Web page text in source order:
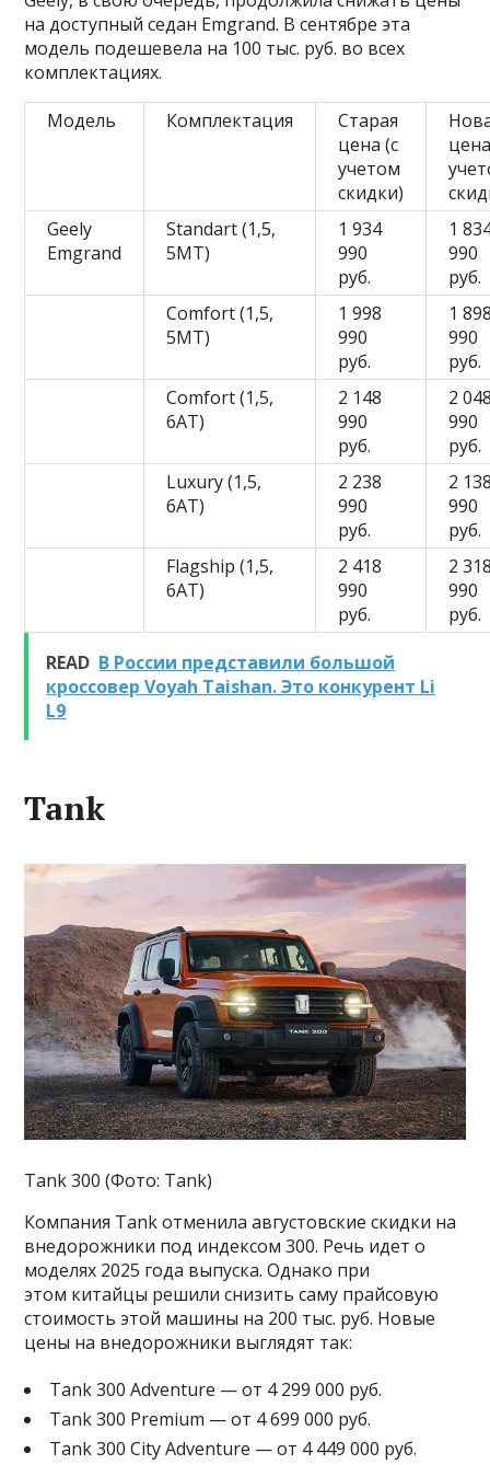
на доступный седан Emgrand. В сентябре эта
модель подешевела на 100 тыс. руб. во всех
комплектациях.
Модель
Комплектация
Старая
цена (с
учетом
скидки)
Geely
Emgrand
Standart (1,5,
5MT)
1 934
990
руб.
1
990
руб.
Comfort (1,5,
5MT)
1 998
990
руб.
1
990
руб.
Comfort (1,5,
6AT)
2 148
990
руб.
2
990
руб.
Luxury (1,5,
6AT)
2 238
990
руб.
2
990
руб.
Flagship (1,5,
6AT)
2 418
990
руб.
2
990
руб.
READ В России представили большой
кроссовер Voyah Taishan. Это конкурент Li
L9
Tank
Tank 300 (Фото: Tank)
Компания Tank отменила августовские скидки на
внедорожники под индексом 300. Речь идет о
моделях 2025 года выпуска. Однако при
этом китайцы решили снизить саму прайсовую
стоимость этой машины на 200 тыс. руб. Новые
цены на внедорожники выглядят так:
Tank 300 Adventure — от 4 299 000 руб.
Tank 300 Premium — от 4 699 000 руб.
Tank 300 City Adventure — от 4 449 000 руб.